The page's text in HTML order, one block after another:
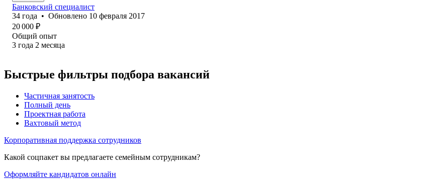
Банковский специалист
34 года • Обновлено 10 февраля 2017
20 000 ₽
Общий опыт
3 года 2 месяца
Быстрые фильтры подбора вакансий
Частичная занятость
Полный день
Проектная работа
Вахтовый метод
Корпоративная поддержка сотрудников
Какой соцпакет вы предлагаете семейным сотрудникам?
Оформляйте кандидатов онлайн